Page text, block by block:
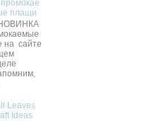
плащи
на сайте
Leaves
Ideas